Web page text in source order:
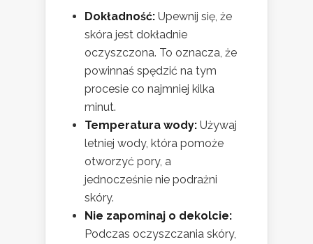
Dokładność: Upewnij się, że
skóra jest dokładnie
oczyszczona. To oznacza, że
powinnaś spędzić na tym
procesie co najmniej kilka
minut.
Temperatura wody: Używaj
letniej wody, która pomoże
otworzyć pory, a
jednocześnie nie podrażni
skóry.
Nie zapominaj o dekolcie:
Podczas oczyszczania skóry,